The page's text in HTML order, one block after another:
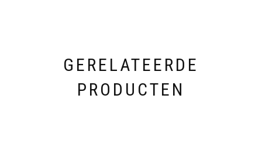
GERELATEERDE
PRODUCTEN